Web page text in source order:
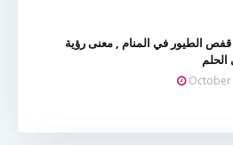
الطيور في المنام , معنى رؤية
October